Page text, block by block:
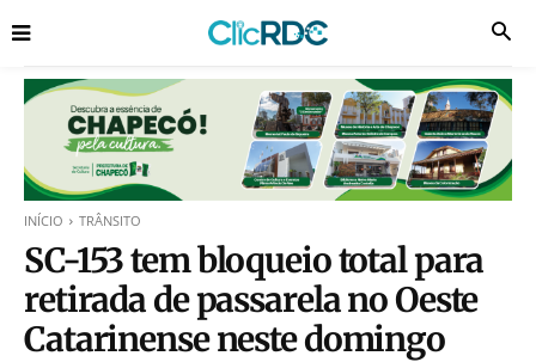
INÍCIO TRÂNSITO
SC-153 tem bloqueio total para
retirada de passarela no Oeste
Catarinense neste domingo